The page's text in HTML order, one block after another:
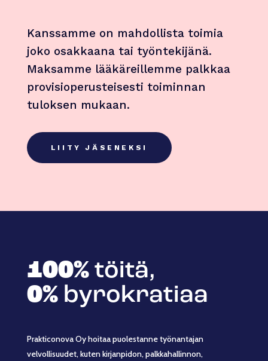
Kanssamme on mahdollista toimia
joko osakkaana tai työntekijänä.
Maksamme lääkäreillemme palkkaa
provisioperusteisesti toiminnan
tuloksen mukaan.
LIITY JÄSENEKSI
100%töitä,
0%byrokratiaa
Prakticonova Oy hoitaa puolestanne työnantajan
velvollisuudet, kuten kirjanpidon, palkkahallinnon,